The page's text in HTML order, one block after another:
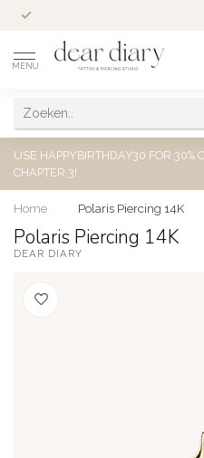
MENU
USE HAPPYBIRTHDAY30 FOR 30%
CHAPTER 3!
Home Polaris Piercing 14K
Polaris Piercing 14K
DEAR DIARY